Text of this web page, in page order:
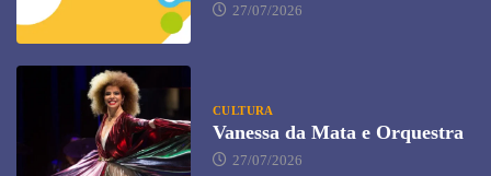
27/07/2026
CULTURA
Vanessa da Mata e Orquestra
27/07/2026